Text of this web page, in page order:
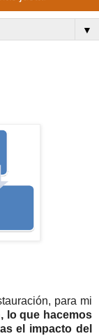
▼
para mi
lo que hacemos
el impacto del